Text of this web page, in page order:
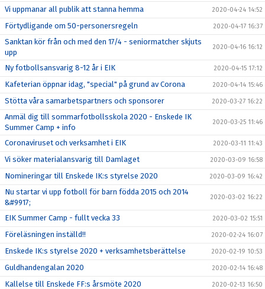
Vi uppmanar all publik att stanna hemma 2020-04-24 14:52
Förtydligande om 50-personersregeln 2020-04-17 16:37
Sanktan kör från och med den 17/4 - seniormatcher skjuts
upp
2020-04-16 16:12
Ny fotbollsansvarig 8-12 år i EIK 2020-04-15 17:12
Kafeterian öppnar idag, "special" på grund av Corona 2020-04-14 15:46
Stötta våra samarbetspartners och sponsorer 2020-03-27 16:22
Anmäl dig till sommarfotbollsskola 2020 - Enskede IK
Summer Camp + info
2020-03-25 11:46
Coronaviruset och verksamhet i EIK 2020-03-11 11:43
Vi söker materialansvarig till Damlaget 2020-03-09 16:58
Nomineringar till Enskede IK:s styrelse 2020 2020-03-09 16:42
Nu startar vi upp fotboll för barn födda 2015 och 2014
&#9917;
2020-03-02 16:22
EIK Summer Camp - fullt vecka 33 2020-03-02 15:51
Föreläsningen inställd!! 2020-02-24 16:07
Enskede IK:s styrelse 2020 + verksamhetsberättelse 2020-02-19 10:53
Guldhandengalan 2020 2020-02-14 16:48
Kallelse till Enskede FF:s årsmöte 2020 2020-02-13 16:50